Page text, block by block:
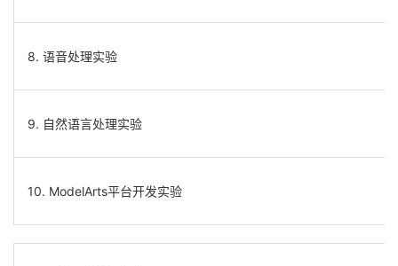
8. 语音处理实验
9. 自然语言处理实验
10. ModelArts平台开发实验